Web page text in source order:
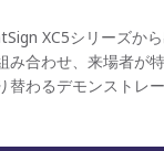
XC5シリーズか
み合わせ、来場者が
替わるデモンストレ